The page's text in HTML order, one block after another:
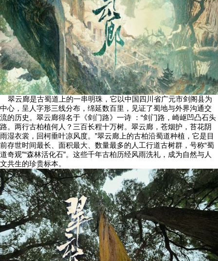
翠云廊是古蜀道上的一串明珠，它以中国四川省广元市剑阁县为
中心，呈人字形三线分布，绵延数百里，见证了蜀地与外界沟通交
流的历史。翠云廊得名于《剑门路》一诗 ：“剑门路，崎岖凹凸石头
路。两行古柏植何人？三百长程十万树。翠云廊，苍烟护，苔花阴
雨湿衣裳，回柯垂叶凉风度。”翠云廊上的古柏沿蜀道种植，它是目
前存世时间最长、面积最大、数量最多的人工行道古树群，号称“蜀
道奇观”“森林活化石”。这些千年古柏历经风雨洗礼，成为自然与人
文共生的珍贵标本。